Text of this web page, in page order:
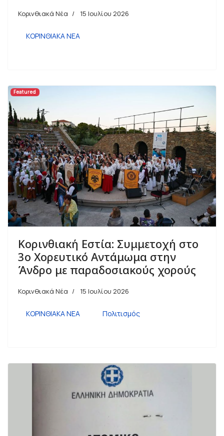
Κορινθιακά Νέα 15 Ιουλίου 2026
ΚΟΡΙΝΘΙΑΚΑ ΝΕΑ
Featured
Κορινθιακή Εστία: Συμμετοχή στο
3ο Χορευτικό Αντάμωμα στην
Άνδρο με παραδοσιακούς χορούς
Κορινθιακά Νέα 15 Ιουλίου 2026
ΚΟΡΙΝΘΙΑΚΑ ΝΕΑ Πολιτισμός